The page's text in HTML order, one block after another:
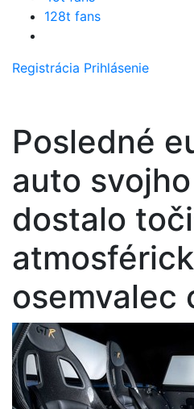
128t fans
Registrácia Prihlásenie
Posledné
auto
dostalo
osemvalec